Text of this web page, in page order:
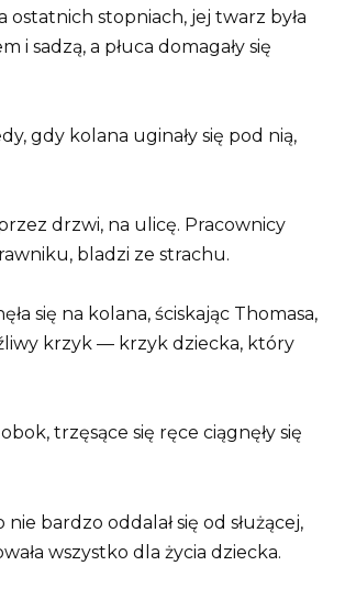
ostatnich stopniach, jej twarz była
i sadzą, a płuca domagały się
gdy kolana uginały się pod nią,
drzwi, na ulicę. Pracownicy
bladzi ze strachu.
się na kolana, ściskając Thomasa,
krzyk — krzyk dziecka, który
trzęsące się ręce ciągnęły się
bardzo oddalał się od służącej,
wszystko dla życia dziecka.